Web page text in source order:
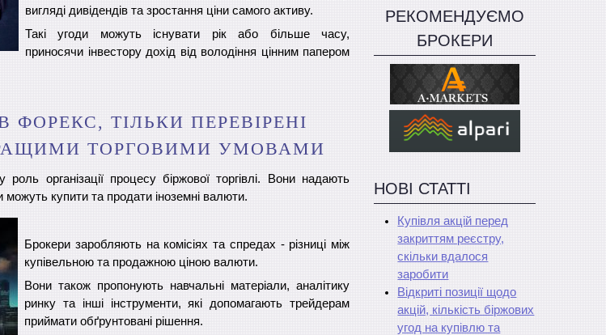
вигляді дивідендів та зростання ціни самого активу.
Такі угоди можуть існувати рік або більше часу,
приносячи інвестору дохід від володіння цінним папером
ФОРЕКС, ТІЛЬКИ ПЕРЕВІРЕНІ
ТОРГОВИМИ УМОВАМИ
організації процесу біржової торгівлі. Вони надають
купити та продати іноземні валюти.
Брокери заробляють на комісіях та спредах - різниці між
купівельною та продажною ціною валюти.
Вони також пропонують навчальні матеріали, аналітику
ринку та інші інструменти, які допомагають трейдерам
приймати обґрунтовані рішення.
РЕКОМЕНДУЄМО
БРОКЕРИ
НОВІ СТАТТІ
Купівля акцій перед
закриттям реєстру,
скільки вдалося
заробити
Відкриті позиції щодо
акцій, кількість біржових
угод на купівлю та